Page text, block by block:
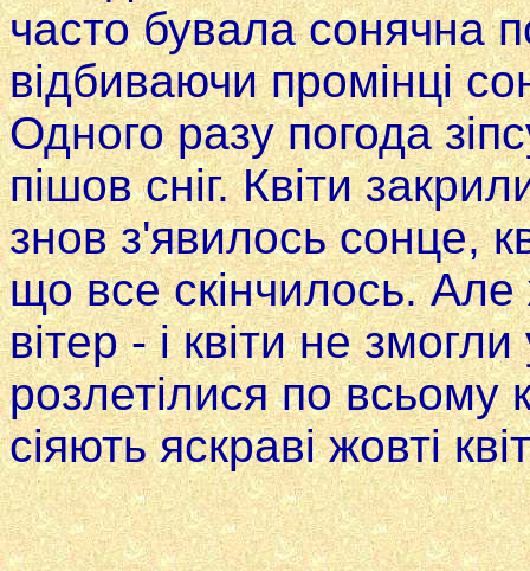
часто бувала сонячна
відбиваючи промінці
Одного разу погода
пішов сніг. Квіти
знов з'явилось сонце,
що все скінчилось.
вітер - i квіти не
розлетілися по всьому
сіяють яскраві жовті